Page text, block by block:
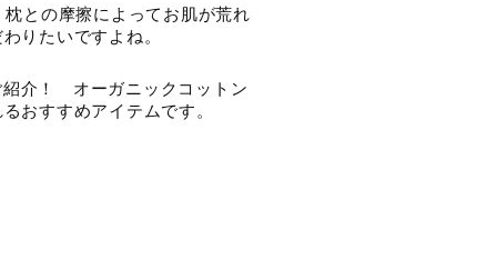
との摩擦によってお肌が荒れ
りたいですよね。
介！　オーガニックコットン
おすすめアイテムです。